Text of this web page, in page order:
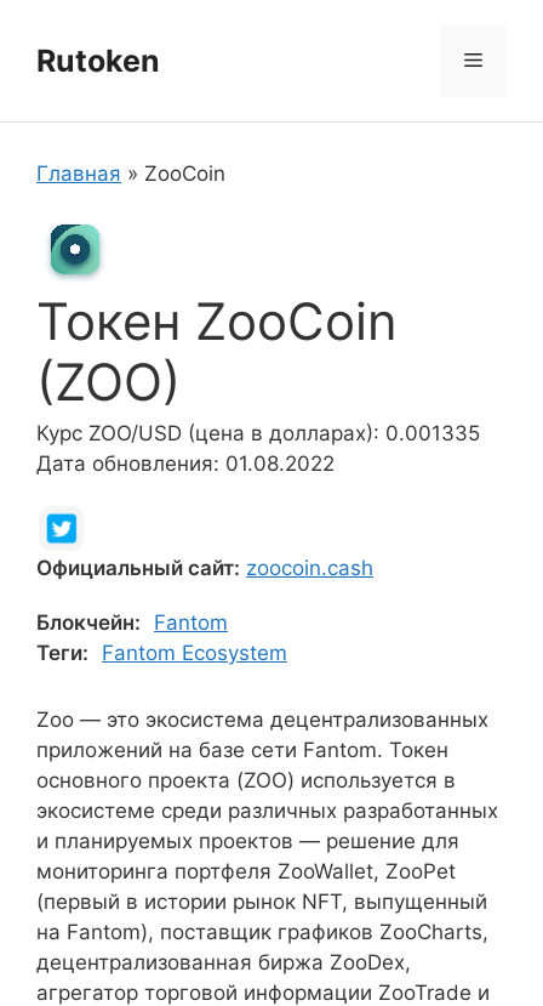
содержимому
Rutoken Меню
Главная » ZooCoin
Токен ZooCoin
(ZOO)
Курс ZOO/USD (цена в долларах): 0.001335
Дата обновления: 01.08.2022
Официальный сайт: zoocoin.cash
Блокчейн:
Fantom
Теги:
Fantom Ecosystem
Zoo — это экосистема децентрализованных
приложений на базе сети Fantom. Токен
основного проекта (ZOO) используется в
экосистеме среди различных разработанных
и планируемых проектов — решение для
мониторинга портфеля ZooWallet, ZooPet
(первый в истории рынок NFT, выпущенный
на Fantom), поставщик графиков ZooCharts,
децентрализованная биржа ZooDex,
агрегатор торговой информации ZooTrade и